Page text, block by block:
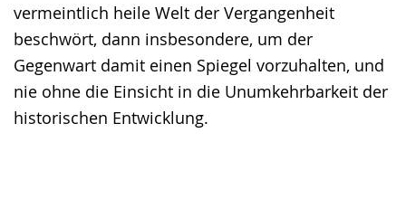
vermeintlich heile Welt der Vergangenheit
beschwört, dann insbesondere, um der
Gegenwart damit einen Spiegel vorzuhalten, und
nie ohne die Einsicht in die Unumkehrbarkeit der
historischen Entwicklung.